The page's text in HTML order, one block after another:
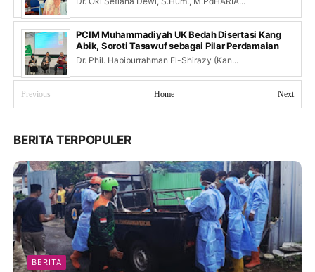
PCIM Muhammadiyah UK Bedah Disertasi Kang
Abik, Soroti Tasawuf sebagai Pilar Perdamaian
Dr. Phil. Habiburrahman El-Shirazy (Kan...
Previous Next
Home
BERITA TERPOPULER
BERITA